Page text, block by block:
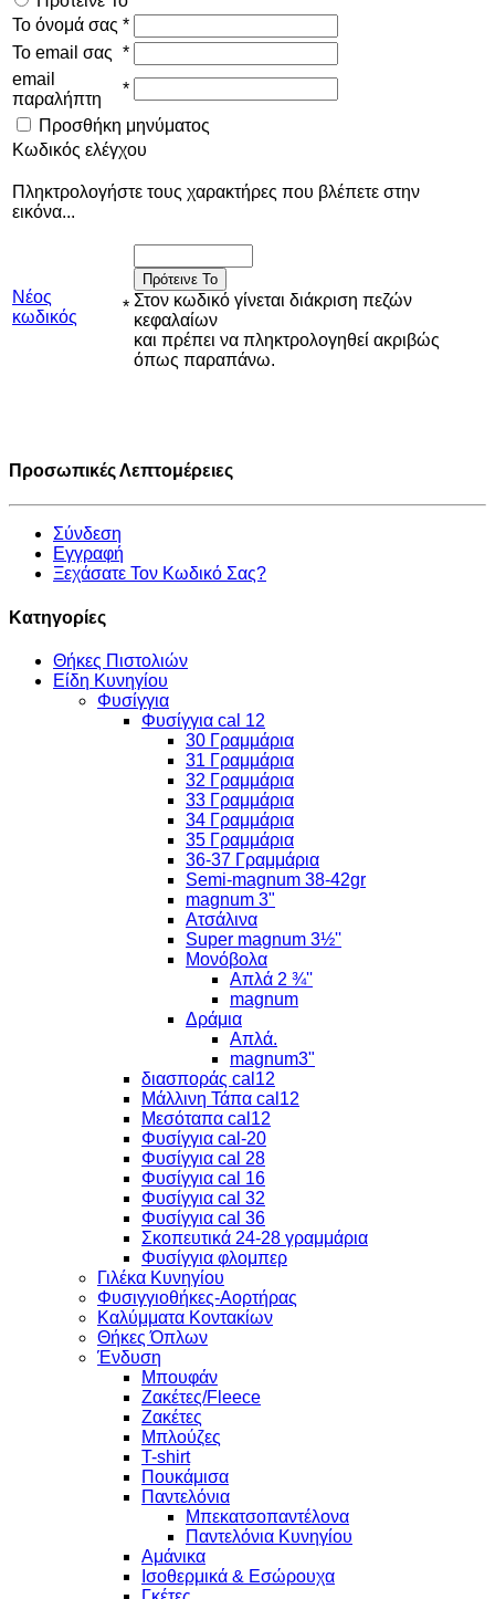
Το όνομά σας *
Το email σας *
email
παραλήπτη
*
Προσθήκη μηνύματος
Κωδικός ελέγχου
Πληκτρολογήστε τους χαρακτήρες που βλέπετε στην
εικόνα...
Νέος
κωδικός
*
Πρότεινε Το
Στον κωδικό γίνεται διάκριση πεζών
κεφαλαίων
και πρέπει να πληκτρολογηθεί ακριβώς
όπως παραπάνω.
Προσωπικές Λεπτομέρειες
Σύνδεση
Εγγραφή
Ξεχάσατε Τον Κωδικό Σας?
Κατηγορίες
Θήκες Πιστολιών
Είδη Κυνηγίου
Φυσίγγια
Φυσίγγια cal 12
30 Γραμμάρια
31 Γραμμάρια
32 Γραμμάρια
33 Γραμμάρια
34 Γραμμάρια
35 Γραμμάρια
36-37 Γραμμάρια
Semi-magnum 38-42gr
magnum 3"
Ατσάλινα
Super magnum 3½''
Μονόβολα
Απλά 2 ¾''
magnum
Δράμια
Απλά.
magnum3"
διασποράς cal12
Μάλλινη Τάπα cal12
Μεσόταπα cal12
Φυσίγγια cal-20
Φυσίγγια cal 28
Φυσίγγια cal 16
Φυσίγγια cal 32
Φυσίγγια cal 36
Σκοπευτικά 24-28 γραμμάρια
Φυσίγγια φλομπερ
Γιλέκα Κυνηγίου
Φυσιγγιοθήκες-Αορτήρας
Καλύμματα Κοντακίων
Θήκες Όπλων
Ένδυση
Μπουφάν
Ζακέτες/Fleece
Ζακέτες
Μπλούζες
T-shirt
Πουκάμισα
Παντελόνια
Μπεκατσοπαντέλονα
Παντελόνια Κυνηγίου
Αμάνικα
Ισοθερμικά & Εσώρουχα